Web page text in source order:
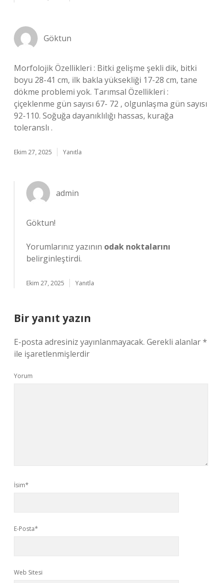
Göktun
Morfolojik Özellikleri : Bitki gelişme şekli dik, bitki
boyu 28-41 cm, ilk bakla yüksekliği 17-28 cm, tane
dökme problemi yok. Tarımsal Özellikleri :
çiçeklenme gün sayısı 67- 72 , olgunlaşma gün sayısı
92-110. Soğuğa dayanıklılığı hassas, kurağa
toleranslı .
Ekim 27, 2025 Yanıtla
admin
Göktun!
Yorumlarınız yazının odak noktalarını
belirginleştirdi.
Ekim 27, 2025 Yanıtla
Bir yanıt yazın
E-posta adresiniz yayınlanmayacak. Gerekli alanlar*
ile işaretlenmişlerdir
Yorum
İsim*
E-Posta*
Web Sitesi